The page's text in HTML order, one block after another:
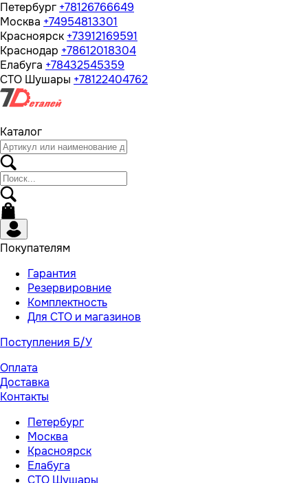
Петербург +78126766649
Москва +74954813301
Красноярск +73912169591
Краснодар +78612018304
Елабуга +78432545359
СТО Шушары +78122404762
Каталог
Покупателям
Гарантия
Резервировние
Комплектность
Для СТО и магазинов
Поступления Б/У
Оплата
Доставка
Контакты
Петербург
Москва
Красноярск
Елабуга
СТО Шушары